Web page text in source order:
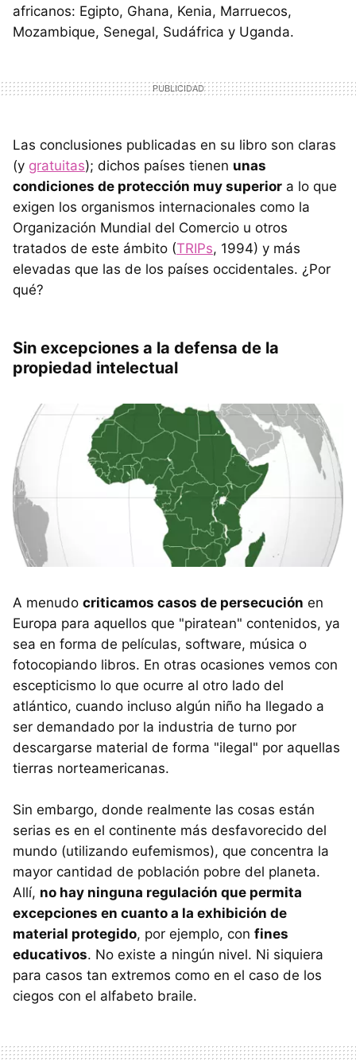
africanos: Egipto, Ghana, Kenia, Marruecos,
Mozambique, Senegal, Sudáfrica y Uganda.
Las conclusiones publicadas en su libro son claras
(y gratuitas); dichos países tienen unas
condiciones de protección muy superior a lo que
exigen los organismos internacionales como la
Organización Mundial del Comercio u otros
tratados de este ámbito (TRIPs, 1994) y más
elevadas que las de los países occidentales. ¿Por
qué?
Sin excepciones a la defensa de la
propiedad intelectual
A menudo criticamos casos de persecución en
Europa para aquellos que "piratean" contenidos, ya
sea en forma de películas, software, música o
fotocopiando libros. En otras ocasiones vemos con
escepticismo lo que ocurre al otro lado del
atlántico, cuando incluso algún niño ha llegado a
ser demandado por la industria de turno por
descargarse material de forma "ilegal" por aquellas
tierras norteamericanas.
Sin embargo, donde realmente las cosas están
serias es en el continente más desfavorecido del
mundo (utilizando eufemismos), que concentra la
mayor cantidad de población pobre del planeta.
Allí, no hay ninguna regulación que permita
excepciones en cuanto a la exhibición de
material protegido, por ejemplo, con fines
educativos. No existe a ningún nivel. Ni siquiera
para casos tan extremos como en el caso de los
ciegos con el alfabeto braile.